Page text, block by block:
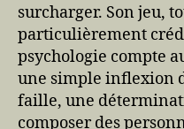
surcharger. Son jeu,
particulièrement
psychologie compte
une simple inflexion
faille, une
composer des